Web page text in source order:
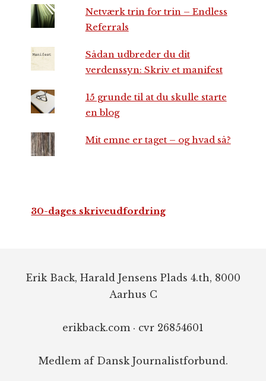
Netværk trin for trin – Endless
Referrals
Sådan udbreder du dit
verdenssyn: Skriv et manifest
15 grunde til at du skulle starte
en blog
Mit emne er taget – og hvad så?
30-dages skriveudfordring
Erik Back, Harald Jensens Plads 4.th, 8000
Aarhus C
erikback.com · cvr 26854601
Medlem af Dansk Journalistforbund.